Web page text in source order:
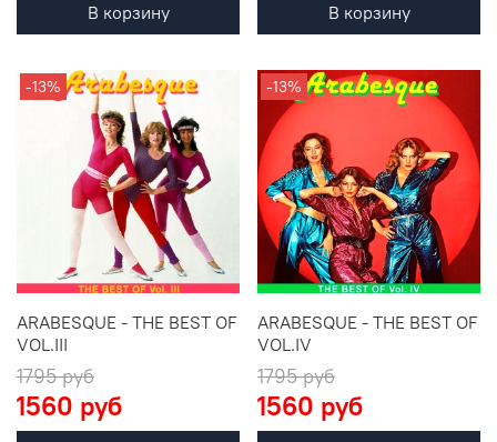
В корзину В корзину
-13%
ARABESQUE - THE BEST OF
VOL.III
1795 руб
1560 руб
-13%
ARABESQUE - THE BEST OF
VOL.IV
1795 руб
1560 руб